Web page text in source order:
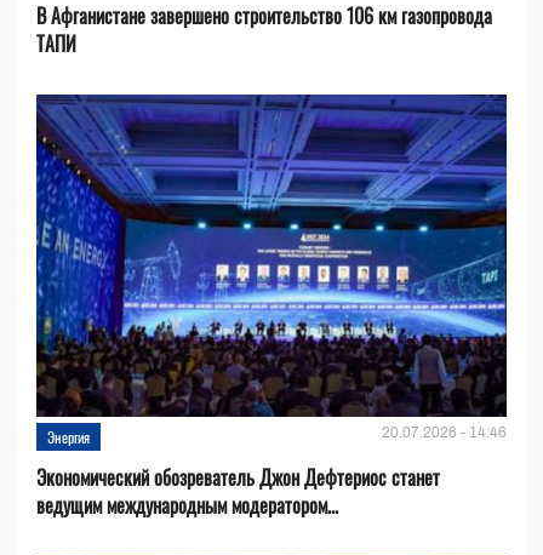
В Афганистане завершено строительство 106 км газопровода
ТАПИ
Энергия 20.07.2026 - 14:46
Экономический обозреватель Джон Дефтериос станет
ведущим международным модератором...